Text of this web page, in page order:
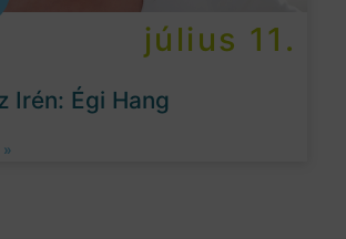
július 11.
Irén: Égi Hang
»